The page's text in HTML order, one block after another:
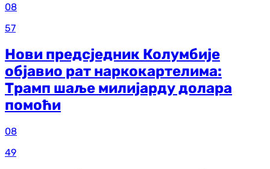
08
57
Нови предсједник Колумбије
објавио рат наркокартелима:
Трамп шаље милијарду долара
помоћи
08
49